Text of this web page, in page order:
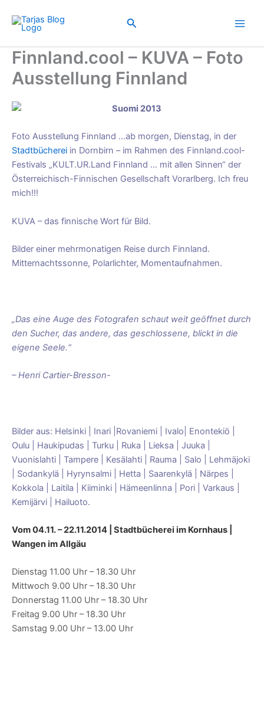
Inhalt
springen
Suchen
Finnland.cool – KUVA – Foto
Ausstellung Finnland
Foto Ausstellung Finnland …ab morgen, Dienstag, in der
Stadtbücherei in Dornbirn – im Rahmen des Finnland.cool-
Festivals „KULT.UR.Land Finnland … mit allen Sinnen“ der
Österreichisch-Finnischen Gesellschaft Vorarlberg. Ich freu
mich!!!
KUVA – das finnische Wort für Bild.
Bilder einer mehrmonatigen Reise durch Finnland.
Mitternachtssonne, Polarlichter, Momentaufnahmen.
„Das eine Auge des Fotografen schaut weit geöffnet durch
den Sucher, das andere, das geschlossene, blickt in die
eigene Seele.“
– Henri Cartier-Bresson-
Bilder aus: Helsinki | Inari |Rovaniemi | Ivalo| Enontekiö |
Oulu | Haukipudas | Turku | Ruka | Lieksa | Juuka |
Vuonislahti | Tampere | Kesälahti | Rauma | Salo | Lehmäjoki
| Sodankylä | Hyrynsalmi | Hetta | Saarenkylä | Närpes |
Kokkola | Laitila | Kiiminki | Hämeenlinna | Pori | Varkaus |
Kemijärvi | Hailuoto.
Vom 04.11. – 22.11.2014 | Stadtbücherei im Kornhaus |
Wangen im Allgäu
Dienstag 11.00 Uhr – 18.30 Uhr
Mittwoch 9.00 Uhr – 18.30 Uhr
Donnerstag 11.00 Uhr – 18.30 Uhr
Freitag 9.00 Uhr – 18.30 Uhr
Samstag 9.00 Uhr – 13.00 Uhr